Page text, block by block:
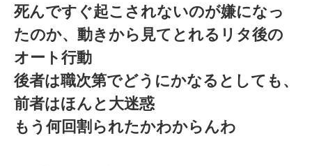
死んですぐ起こされないのが嫌になっ
たのか、動きから見てとれるリタ後の
オート行動
後者は職次第でどうにかなるとしても、
前者はほんと大迷惑
もう何回割られたかわからんわ